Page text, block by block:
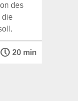
des
die
20 min